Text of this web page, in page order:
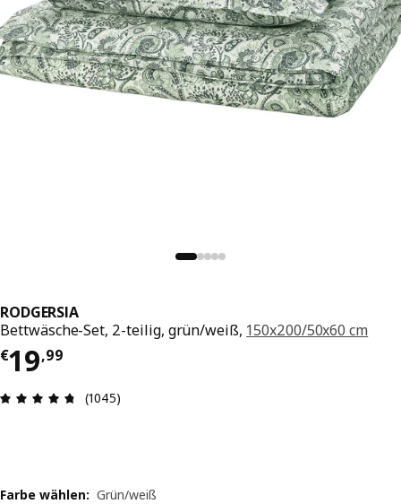
RODGERSIA
Bettwäsche-Set, 2-teilig, grün/weiß, 150x200/50x60 cm
€19,99
Preis € 19,99
Produktbewertung: 4.7 von 5 Sterne Alle
(1045)
Farbe wählen: Grün/weiß